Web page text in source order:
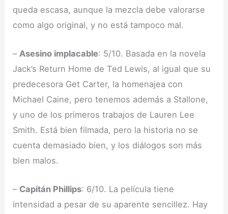
queda escasa, aunque la mezcla debe valorarse
como algo original, y no está tampoco mal.
–Asesino implacable: 5/10. Basada en la novela
Jack’s Return Home de Ted Lewis, al igual que su
predecesora Get Carter, la homenajea con
Michael Caine, pero tenemos además a Stallone,
y uno de los primeros trabajos de Lauren Lee
Smith. Está bien filmada, pero la historia no se
cuenta demasiado bien, y los diálogos son más
bien malos.
– Capitán Phillips: 6/10. La película tiene
intensidad a pesar de su aparente sencillez. Hay